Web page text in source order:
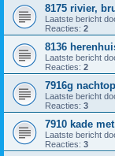
8175 rivier,
Laatste bericht
Reacties: 2
8136
Laatste bericht
Reacties: 2
7916g
Laatste bericht
Reacties: 3
7910 kade
Laatste bericht
Reacties: 3